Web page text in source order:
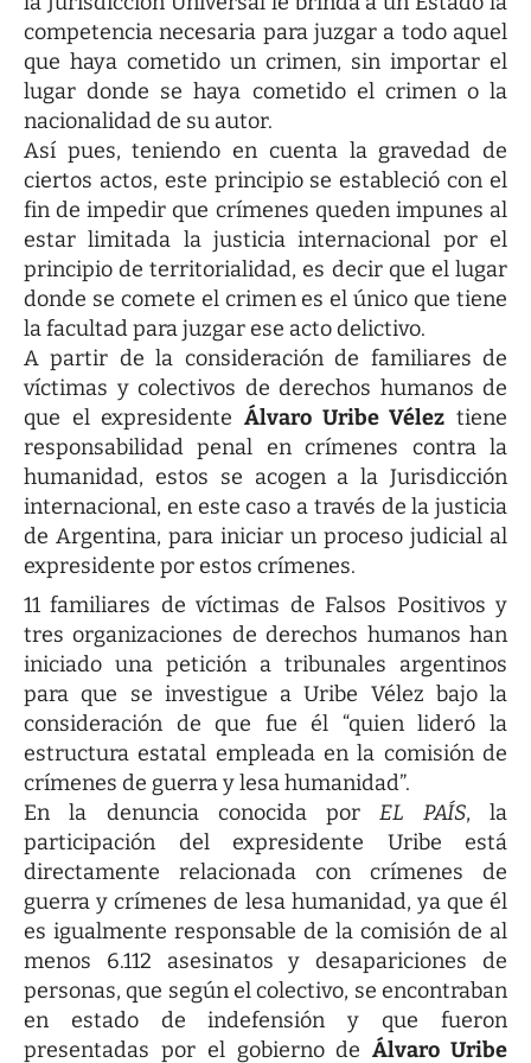
competencia necesaria para juzgar a todo aquel
que haya cometido un crimen, sin importar el
lugar donde se haya cometido el crimen o la
nacionalidad de su autor.
Así pues, teniendo en cuenta la gravedad de
ciertos actos, este principio se estableció con el
fin de impedir que crímenes queden impunes al
estar limitada la justicia internacional por el
principio de territorialidad, es decir que el lugar
donde se comete el crimen es el único que tiene
la facultad para juzgar ese acto delictivo.
A partir de la consideración de familiares de
víctimas y colectivos de derechos humanos de
que el expresidente Álvaro Uribe Vélez tiene
responsabilidad penal en crímenes contra la
humanidad, estos se acogen a la Jurisdicción
internacional, en este caso a través de la justicia
de Argentina, para iniciar un proceso judicial al
expresidente por estos crímenes.
11 familiares de víctimas de Falsos Positivos y
tres organizaciones de derechos humanos han
iniciado una petición a tribunales argentinos
para que se investigue a Uribe Vélez bajo la
consideración de que fue él “quien lideró la
estructura estatal empleada en la comisión de
crímenes de guerra y lesa humanidad”.
En la denuncia conocida porEL PAÍS, la
participación del expresidente Uribe está
directamente relacionada con crímenes de
guerra y crímenes de lesa humanidad, ya que él
es igualmente responsable de la comisión de al
menos 6.112 asesinatos y desapariciones de
personas, que según el colectivo, se encontraban
en estado de indefensión y que fueron
presentadas por el gobierno deÁlvaro Uribe